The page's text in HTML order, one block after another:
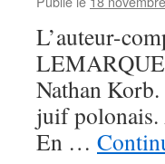
L’auteur-
LEMARQUE
Nathan
juif polonais.
En …